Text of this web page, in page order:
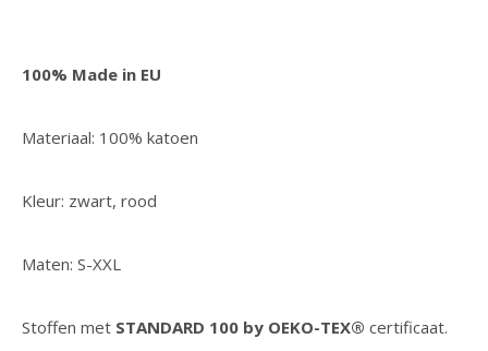
100% Made in EU
Materiaal: 100% katoen
Kleur: zwart, rood
Maten: S-XXL
Stoffen met STANDARD 100 by OEKO-TEX® certificaat.